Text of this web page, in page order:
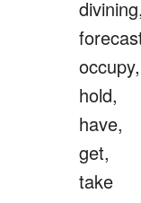
occupy,
hold,
have,
get,
take